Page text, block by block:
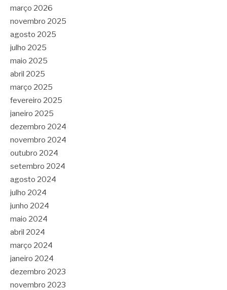
março 2026
novembro 2025
agosto 2025
julho 2025
maio 2025
abril 2025
março 2025
fevereiro 2025
janeiro 2025
dezembro 2024
novembro 2024
outubro 2024
setembro 2024
agosto 2024
julho 2024
junho 2024
maio 2024
abril 2024
março 2024
janeiro 2024
dezembro 2023
novembro 2023